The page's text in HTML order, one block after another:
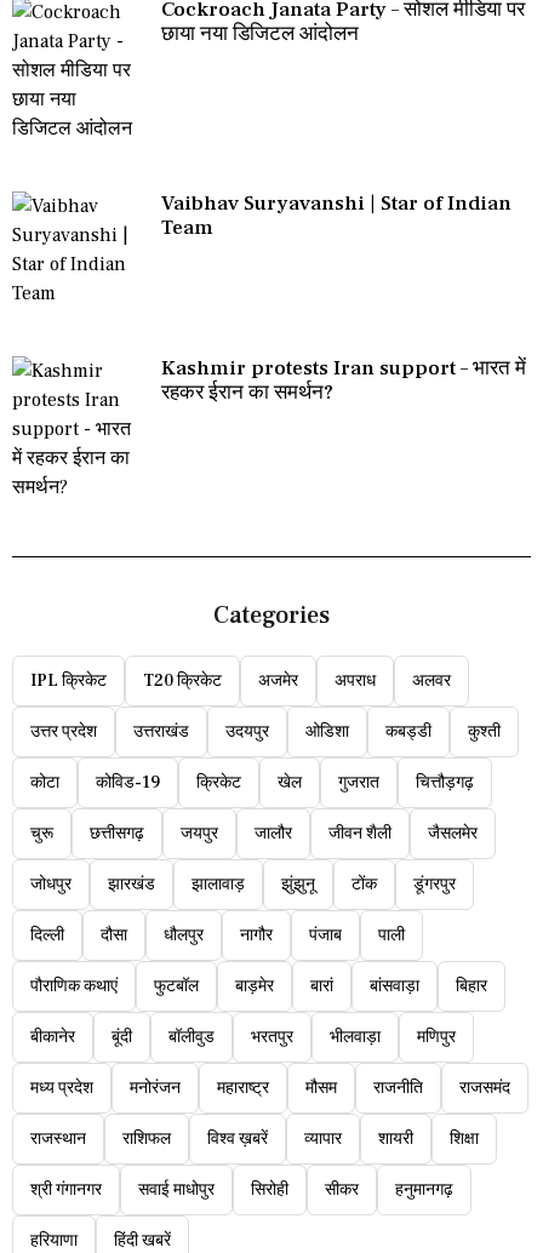
Cockroach Janata Party – सोशल मीडिया पर
छाया नया डिजिटल आंदोलन
Vaibhav Suryavanshi | Star of Indian
Team
Kashmir protests Iran support – भारत में
रहकर ईरान का समर्थन?
Categories
IPL क्रिकेट T20 क्रिकेट अजमेर अपराध अलवर
उत्तर प्रदेश उत्तराखंड उदयपुर ओडिशा कबड्डी कुश्ती
कोटा कोविड-19 क्रिकेट खेल गुजरात चित्तौड़गढ़
चुरू छत्तीसगढ़ जयपुर जालौर जीवन शैली जैसलमेर
जोधपुर झारखंड झालावाड़ झुंझुनू टोंक डूंगरपुर
दिल्ली दौसा धौलपुर नागौर पंजाब पाली
पौराणिक कथाएं फुटबॉल बाड़मेर बारां बांसवाड़ा बिहार
बीकानेर बूंदी बॉलीवुड भरतपुर भीलवाड़ा मणिपुर
मध्य प्रदेश मनोरंजन महाराष्ट्र मौसम राजनीति राजसमंद
राजस्थान राशिफल विश्व ख़बरें व्यापार शायरी शिक्षा
श्री गंगानगर सवाई माधोपुर सिरोही सीकर हनुमानगढ़
हरियाणा हिंदी खबरें